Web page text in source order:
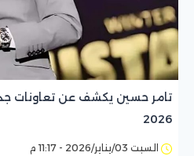
تامر حسين يكشف عن تعاونات
2026
السبت 03/يناير/2026 - 11:17 م